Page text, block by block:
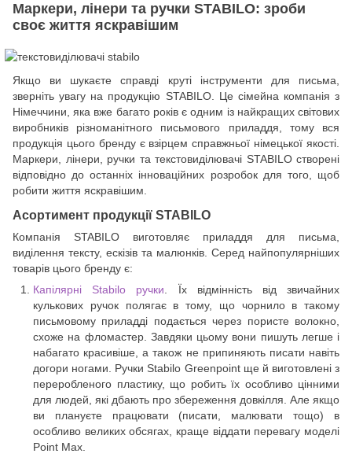
Маркери, лінери та ручки STABILO: зроби
своє життя яскравішим
Якщо ви шукаєте справді круті інструменти для письма,
зверніть увагу на продукцію STABILO. Це сімейна компанія з
Німеччини, яка вже багато років є одним із найкращих світових
виробників різноманітного письмового приладдя, тому вся
продукція цього бренду є взірцем справжньої німецької якості.
Маркери, лінери, ручки та текстовиділювачі STABILO створені
відповідно до останніх інноваційних розробок для того, щоб
робити життя яскравішим.
Асортимент продукції STABILO
Компанія STABILO виготовляє приладдя для письма,
виділення тексту, ескізів та малюнків. Серед найпопулярніших
товарів цього бренду є:
Капілярні Stabilo ручки . Їх відмінність від звичайних
кулькових ручок полягає в тому, що чорнило в такому
письмовому приладді подається через пористе волокно,
схоже на фломастер. Завдяки цьому вони пишуть легше і
набагато красивіше, а також не припиняють писати навіть
догори ногами. Ручки Stabilo Greenpoint ще й виготовлені з
переробленого пластику, що робить їх особливо цінними
для людей, які дбають про збереження довкілля. Але якщо
ви плануєте працювати (писати, малювати тощо) в
особливо великих обсягах, краще віддати перевагу моделі
Point Max.